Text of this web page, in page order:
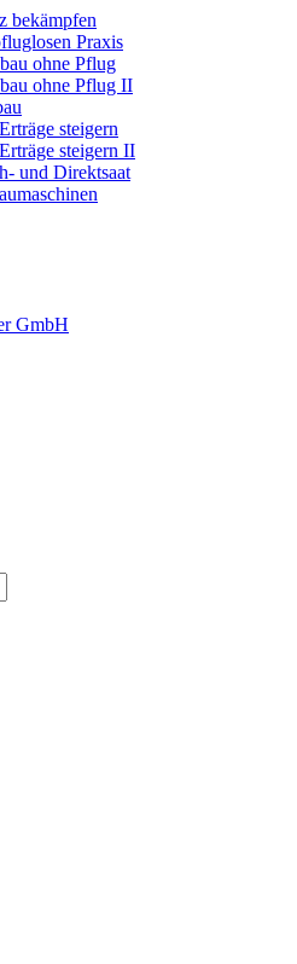
bekämpfen
Praxis
ohne Pflug
ohne Pflug II
steigern
steigern II
und Direktsaat
GmbH